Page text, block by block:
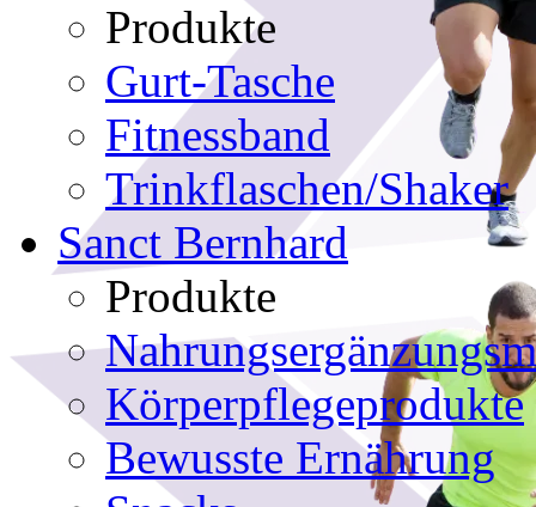
Produkte
Gurt-Tasche
Fitnessband
Trinkflaschen/Shaker
Sanct Bernhard
Produkte
Körperpflegeprodukte
Bewusste Ernährung